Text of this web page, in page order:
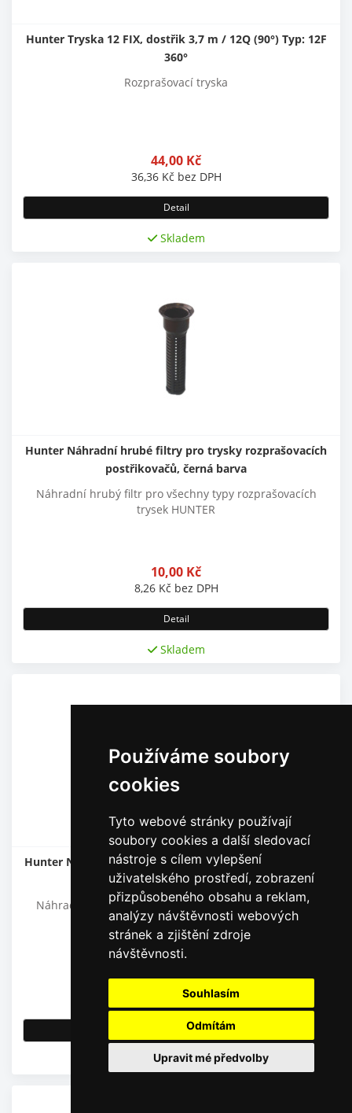
Používáme soubory
cookies
Tyto webové stránky používají
soubory cookies a další sledovací
nástroje s cílem vylepšení
uživatelského prostředí, zobrazení
přizpůsobeného obsahu a reklam,
analýzy návštěvnosti webových
stránek a zjištění zdroje
návštěvnosti.
Souhlasím
Odmítám
Upravit mé předvolby
Hunter Tryska 12 FIX, dostřik 3,7 m / 12Q (90°) Typ: 12F
360°
Rozprašovací tryska
44,00 Kč
36,36 Kč bez DPH
Detail
Skladem
Hunter Náhradní hrubé filtry pro trysky rozprašovacích
postřikovačů, černá barva
Náhradní hrubý filtr pro všechny typy rozprašovacích
trysek HUNTER
10,00 Kč
8,26 Kč bez DPH
Detail
Skladem
Hunter Náhradní jemné filtry pro trysky rozprašovacích
postřikovačů, šedá barva
Náhradní filtr pro všechny typy rozprašovacích trysek
HUNTER
10,00Kč
bez DPH
Detail
Skladem